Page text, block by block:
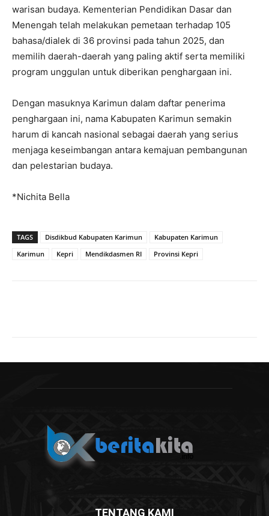
warisan budaya. Kementerian Pendidikan Dasar dan
Menengah telah melakukan pemetaan terhadap 105
bahasa/dialek di 36 provinsi pada tahun 2025, dan
memilih daerah-daerah yang paling aktif serta memiliki
program unggulan untuk diberikan penghargaan ini.
Dengan masuknya Karimun dalam daftar penerima
penghargaan ini, nama Kabupaten Karimun semakin
harum di kancah nasional sebagai daerah yang serius
menjaga keseimbangan antara kemajuan pembangunan
dan pelestarian budaya.
*Nichita Bella
TAGS Disdikbud Kabupaten Karimun
Kabupaten Karimun
Karimun
Kepri Mendikdasmen RI Provinsi Kepri
TENTANG KAMI